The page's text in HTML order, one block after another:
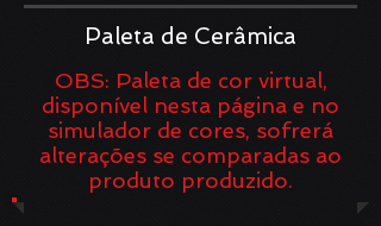
Paleta de Cerâmica
OBS: Paleta de cor virtual,
disponível nesta página e no
simulador de cores, sofrerá
alterações se comparadas ao
produto produzido.